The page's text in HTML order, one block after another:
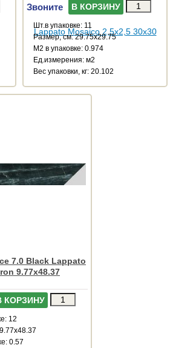
Звоните В КОРЗИНУ
Шт.в упаковке: 11
Размер, см: 29.75x29.75
М2 в упаковке: 0.974
Ед.измерения: м2
Веc упаковки, кг: 20.102
7.0 Black Lappato
9.77x48.37
КОРЗИНУ
12
0.57